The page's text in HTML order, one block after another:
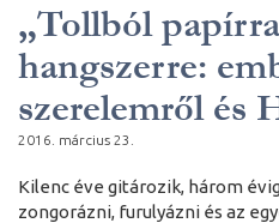
„Tollból
hangszerre:
szerelemről és
2016. március 23.
Kilenc éve gitározik, három
zongorázni, furulyázni és az